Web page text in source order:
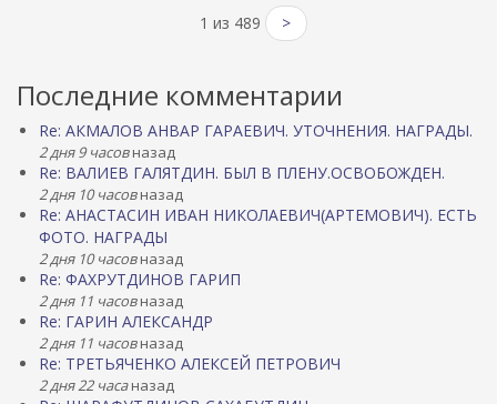
1 из 489 >
Последние комментарии
Re: АКМАЛОВ АНВАР ГАРАЕВИЧ. УТОЧНЕНИЯ. НАГРАДЫ.
2 дня 9 часовназад
Re: ВАЛИЕВ ГАЛЯТДИН. БЫЛ В ПЛЕНУ.ОСВОБОЖДЕН.
2 дня 10 часовназад
Re: АНАСТАСИН ИВАН НИКОЛАЕВИЧ(АРТЕМОВИЧ). ЕСТЬ
ФОТО. НАГРАДЫ
2 дня 10 часовназад
Re: ФАХРУТДИНОВ ГАРИП
2 дня 11 часовназад
Re: ГАРИН АЛЕКСАНДР
2 дня 11 часовназад
Re: ТРЕТЬЯЧЕНКО АЛЕКСЕЙ ПЕТРОВИЧ
2 дня 22 часаназад